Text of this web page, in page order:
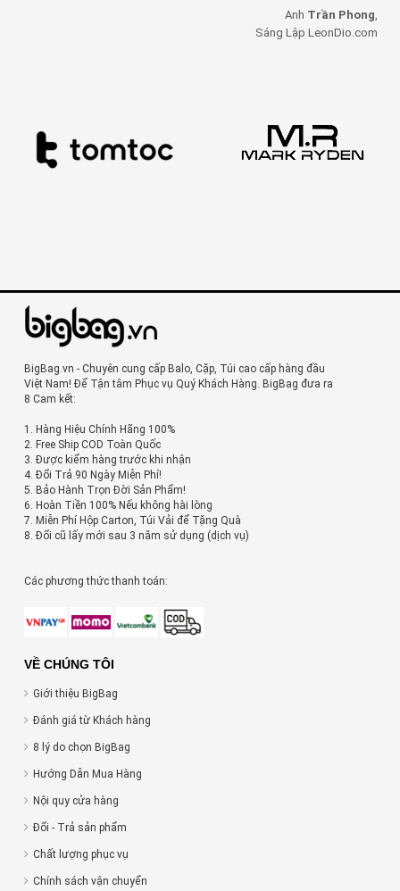
Anh Trần Phong
Sáng Lập LeonDio.com
BigBag.vn - Chuyên cung cấp Balo, Cặp, Túi cao cấp hàng đầu
Việt Nam! Để Tận tâm Phục vụ Quý Khách Hàng. BigBag đưa ra
8 Cam kết:
1. Hàng Hiệu Chính Hãng 100%
2. Free Ship COD Toàn Quốc
3. Được kiểm hàng trước khi nhận
4. Đổi Trả 90 Ngày Miễn Phí!
5. Bảo Hành Trọn Đời Sản Phẩm!
6. Hoàn Tiền 100% Nếu không hài lòng
7. Miễn Phí Hộp Carton, Túi Vải để Tặng Quà
8. Đổi cũ lấy mới sau 3 năm sử dụng (dịch vụ)
Các phương thức thanh toán:
VỀ CHÚNG TÔI
Giới thiệu BigBag
Đánh giá từ Khách hàng
8 lý do chọn BigBag
Hướng Dẫn Mua Hàng
Nội quy cửa hàng
Đổi - Trả sản phẩm
Chất lượng phục vụ
Chính sách vận chuyển